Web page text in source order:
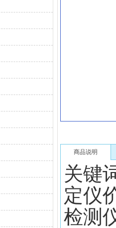
商品说明
关键
定
检测